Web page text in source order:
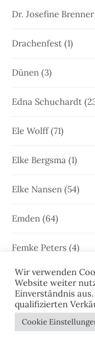
Dr. Josefine Brenner
Drachenfest (1)
Dünen (3)
Edna Schuchardt
Ele Wolff(71)
Elke Bergsma (1)
Elke Nansen (54)
Emden (64)
Femke Peters (4)
Freya Joken(13)
Friesenkrimi(1.001)
Geschichte
Wir verwenden
Website weiter
Einverständnis
qualifizierten
Cookie